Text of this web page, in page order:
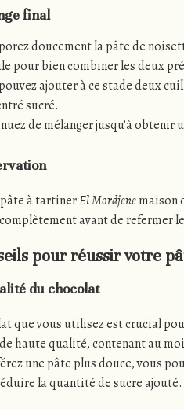
final
doucement la pâte de
pour bien combiner les deux
ajouter à ce stade deux
sucré.
de mélanger jusqu’à obtenir
à tartinerEl Mordjenemaison
avant de refermer
pour réussir votre
du chocolat
que vous utilisez est crucial
haute qualité, contenant au
une pâte plus douce, vous
la quantité de sucre ajouté.